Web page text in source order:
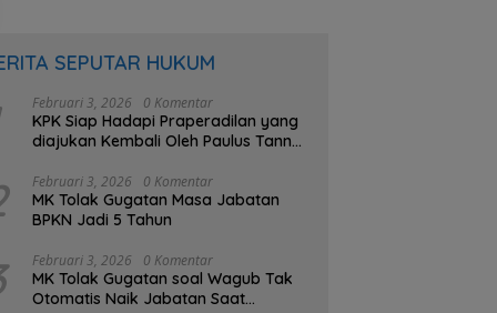
SEPUTAR HUKUM
Februari 3, 2026 0 Komentar
KPK Siap Hadapi Praperadilan yang
diajukan Kembali Oleh Paulus Tannos
Februari 3, 2026 0 Komentar
MK Tolak Gugatan Masa Jabatan
BPKN Jadi 5 Tahun
Februari 3, 2026 0 Komentar
MK Tolak Gugatan soal Wagub Tak
Otomatis Naik Jabatan Saat